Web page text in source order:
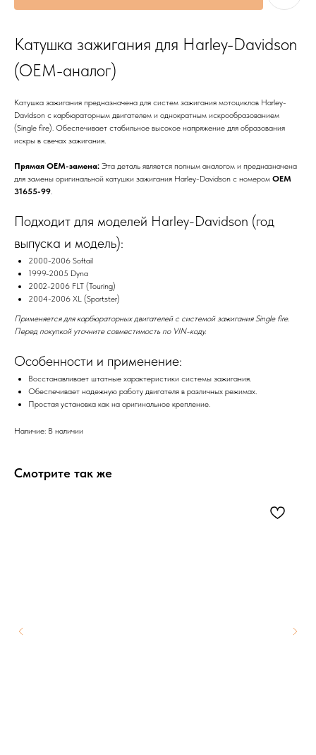
Катушка зажигания для Harley-Davidson
(OEM-аналог)
Катушка зажигания предназначена для систем зажигания мотоциклов Harley-
Davidson с карбюраторным двигателем и однократным искрообразованием
(Single fire). Обеспечивает стабильное высокое напряжение для образования
искры в свечах зажигания.
Прямая OEM-замена: Эта деталь является полным аналогом и предназначена
для замены оригинальной катушки зажигания Harley-Davidson с номером OEM
31655-99.
Подходит для моделей Harley-Davidson (год
выпуска и модель):
2000-2006 Softail
1999-2005 Dyna
2002-2006 FLT (Touring)
2004-2006 XL (Sportster)
Применяется для карбюраторных двигателей с системой зажигания Single fire.
Перед покупкой уточните совместимость по VIN-коду.
Особенности и применение:
Восстанавливает штатные характеристики системы зажигания.
Обеспечивает надежную работу двигателя в различных режимах.
Простая установка как на оригинальное крепление.
Наличие: В наличии
Смотрите так же